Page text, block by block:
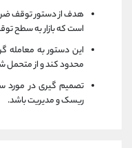
هدف از دستور توقف
است که بازار به سطح
این دستور به معامله
محدود کند و از متحمل
ریسک و مدیریت باشد.